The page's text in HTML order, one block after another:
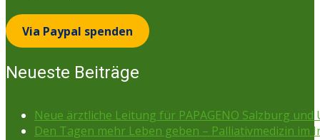
Via Paypal spenden
Neueste Beiträge
Neue ärztliche Leitung für PAPAGENO Salzburg und
Den Tagen mehr Leben geben – Palliativmedizin im